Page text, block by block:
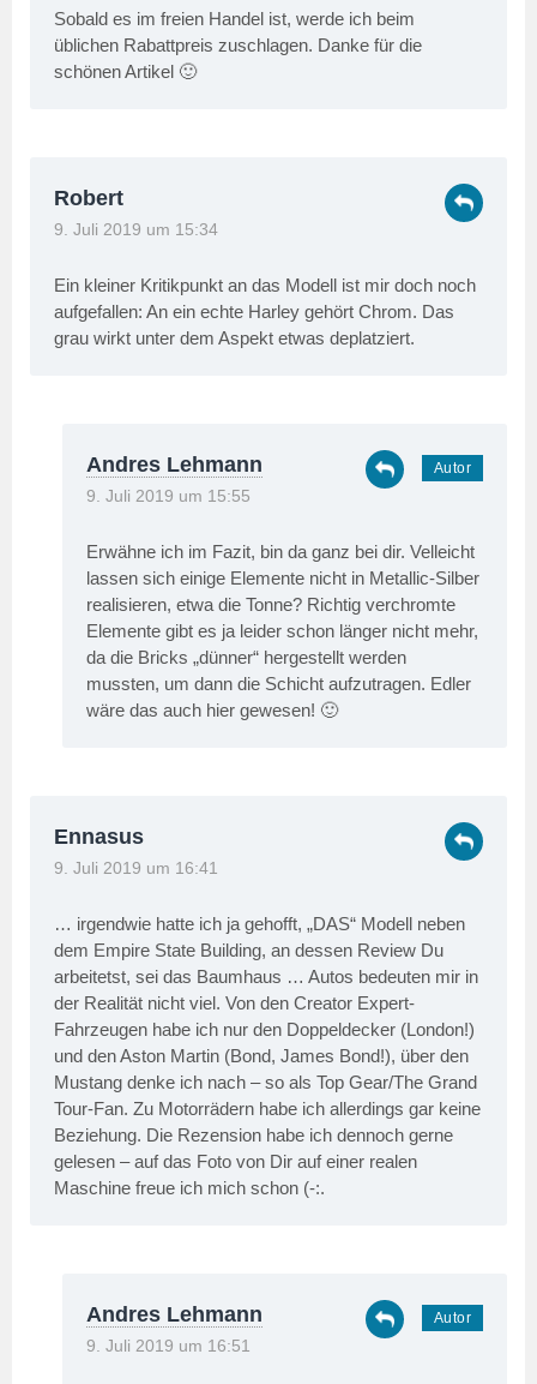
Sobald es im freien Handel ist, werde ich beim
üblichen Rabattpreis zuschlagen. Danke für die
schönen Artikel 🙂
Robert
9. Juli 2019 um 15:34
Ein kleiner Kritikpunkt an das Modell ist mir doch noch
aufgefallen: An ein echte Harley gehört Chrom. Das
grau wirkt unter dem Aspekt etwas deplatziert.
Andres Lehmann
9. Juli 2019 um 15:55
Erwähne ich im Fazit, bin da ganz bei dir. Velleicht
lassen sich einige Elemente nicht in Metallic-Silber
realisieren, etwa die Tonne? Richtig verchromte
Elemente gibt es ja leider schon länger nicht mehr,
da die Bricks „dünner“ hergestellt werden
mussten, um dann die Schicht aufzutragen. Edler
wäre das auch hier gewesen! 🙂
Ennasus
9. Juli 2019 um 16:41
… irgendwie hatte ich ja gehofft, „DAS“ Modell neben
dem Empire State Building, an dessen Review Du
arbeitetst, sei das Baumhaus … Autos bedeuten mir in
der Realität nicht viel. Von den Creator Expert-
Fahrzeugen habe ich nur den Doppeldecker (London!)
und den Aston Martin (Bond, James Bond!), über den
Mustang denke ich nach – so als Top Gear/The Grand
Tour-Fan. Zu Motorrädern habe ich allerdings gar keine
Beziehung. Die Rezension habe ich dennoch gerne
gelesen – auf das Foto von Dir auf einer realen
Maschine freue ich mich schon (-:.
Andres Lehmann
9. Juli 2019 um 16:51